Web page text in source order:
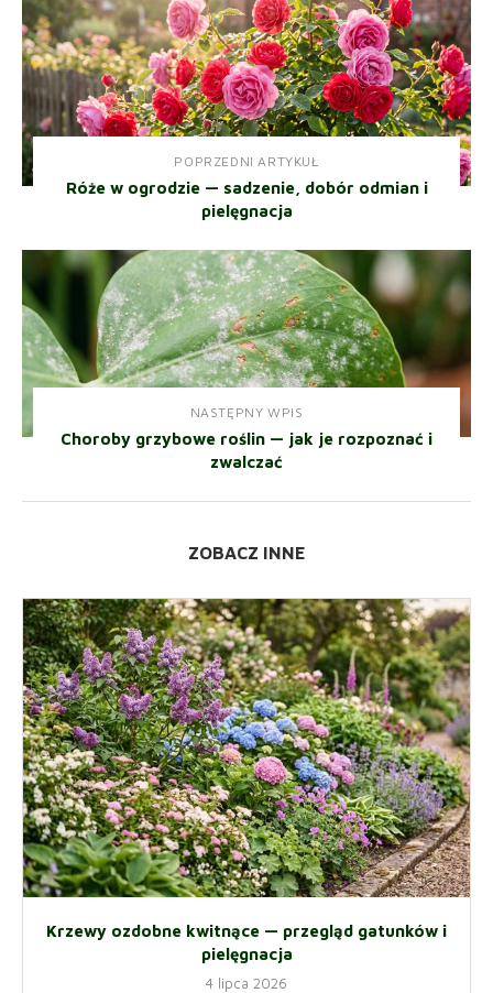
POPRZEDNI ARTYKUŁ
Róże w ogrodzie — sadzenie, dobór odmian i
pielęgnacja
NASTĘPNY WPIS
Choroby grzybowe roślin — jak je rozpoznać i
zwalczać
ZOBACZ INNE
Krzewy ozdobne kwitnące — przegląd gatunków i
pielęgnacja
4 lipca 2026